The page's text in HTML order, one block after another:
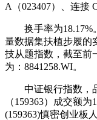
A（023407）、连接
换手率为18.17%
量数据集扶植步履的
技从题指数，截至前
为：8841258.WI。
中证银行指数，品
（159363）成交额
(159363)慎密创业板